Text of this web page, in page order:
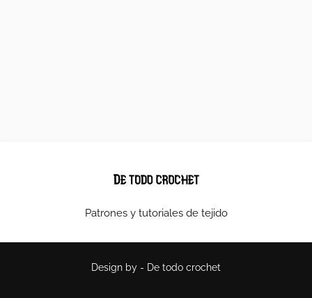
Patrones y tutoriales de tejido
Design by - De todo crochet